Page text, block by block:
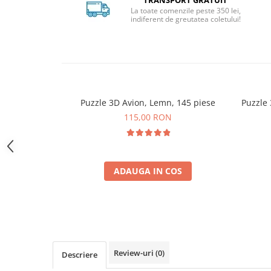
La toate comenzile peste 350 lei,
indiferent de greutatea coletului!
Puzzle 3D Avion, Lemn, 145 piese
115,00 RON
ADAUGA IN COS
Puzzle
Descriere Review-uri (0)